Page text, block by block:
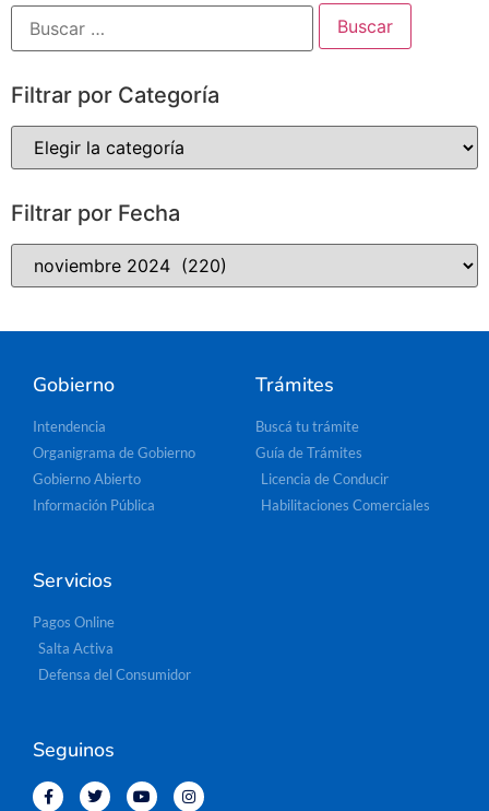
Filtrar por Categoría
Filtrar por Fecha
Gobierno
Intendencia
Organigrama de Gobierno
Gobierno Abierto
Información Pública
Trámites
Buscá tu trámite
Guía de Trámites
Licencia de Conducir
Habilitaciones Comerciales
Servicios
Pagos Online
Salta Activa
Defensa del Consumidor
Seguinos